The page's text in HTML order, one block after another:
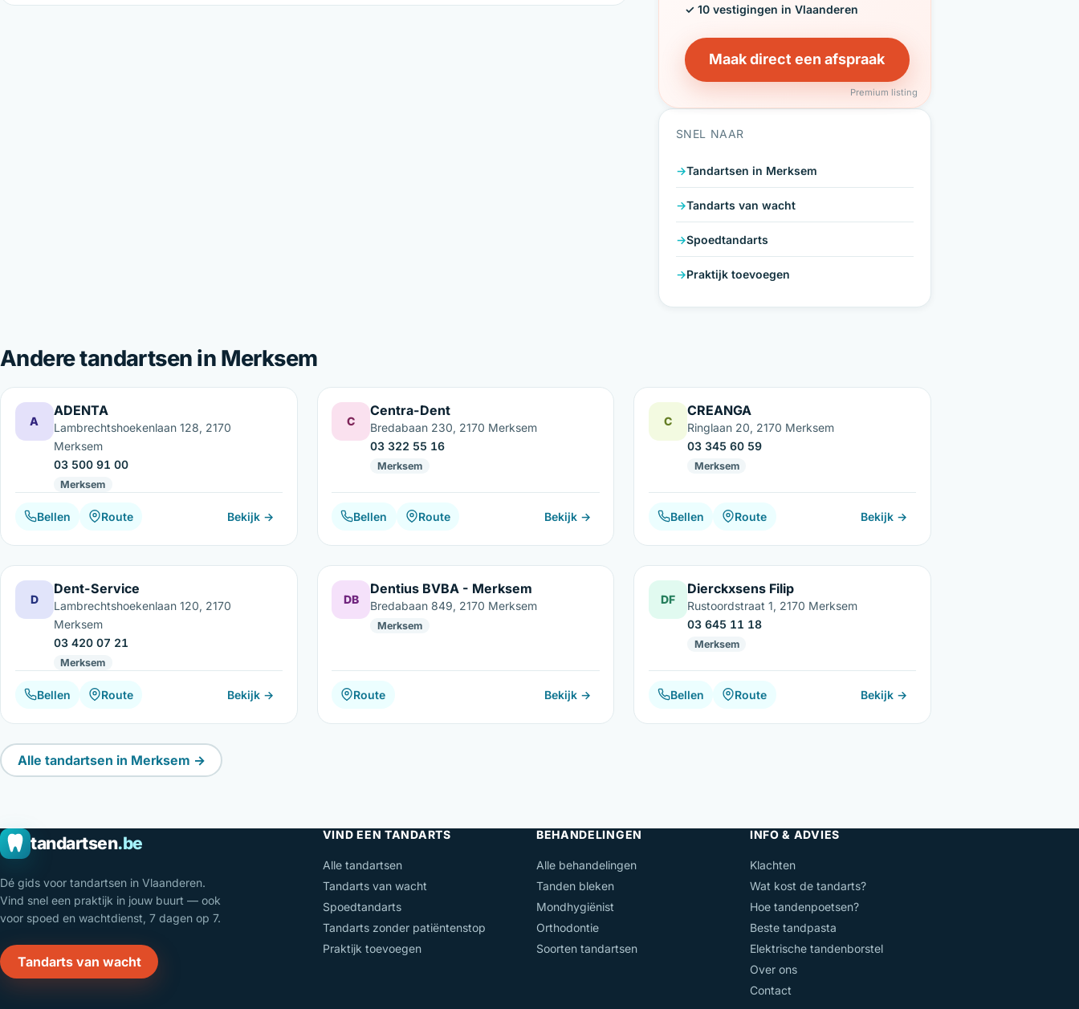
✓ 10 vestigingen in Vlaanderen
Maak direct een afspraak
Premium listing
SNEL NAAR
Tandartsen in Merksem
Tandarts van wacht
Spoedtandarts
Praktijk toevoegen
Andere tandartsen in Merksem
A
ADENTA
Lambrechtshoekenlaan 128, 2170
Merksem
03 500 91 00
Merksem
Bellen Route Bekijk →
C
Centra-Dent
Bredabaan 230, 2170 Merksem
03 322 55 16
Merksem
Bellen Route Bekijk →
C
CREANGA
Ringlaan 20, 2170 Merksem
03 345 60 59
Merksem
Bellen Route Bekijk →
D
Dent-Service
Lambrechtshoekenlaan 120, 2170
Merksem
03 420 07 21
Merksem
Bellen Route Bekijk →
DB
Dentius BVBA - Merksem
Bredabaan 849, 2170 Merksem
Merksem
Route Bekijk →
DF
Dierckxsens Filip
Rustoordstraat 1, 2170 Merksem
03 645 11 18
Merksem
Bellen Route Bekijk →
Alle tandartsen in Merksem →
tandartsen.be
Dé gids voor tandartsen in Vlaanderen.
Vind snel een praktijk in jouw buurt — ook
voor spoed en wachtdienst, 7 dagen op 7.
Tandarts van wacht
VIND EEN TANDARTS
Alle tandartsen
Tandarts van wacht
Spoedtandarts
Tandarts zonder patiëntenstop
Praktijk toevoegen
BEHANDELINGEN
Alle behandelingen
Tanden bleken
Mondhygiënist
Orthodontie
Soorten tandartsen
INFO & ADVIES
Klachten
Wat kost de tandarts?
Hoe tandenpoetsen?
Beste tandpasta
Elektrische tandenborstel
Over ons
Contact